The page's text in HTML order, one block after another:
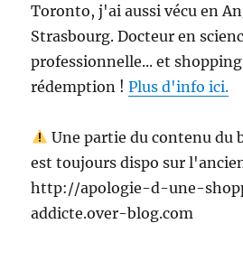
Toronto, j'ai aussi vécu en
Strasbourg. Docteur en
professionnelle... et
rédemption !Plus d'info ici.
Une partie du contenu du
est toujours dispo sur
http://apologie-d-une-
addicte.over-blog.com